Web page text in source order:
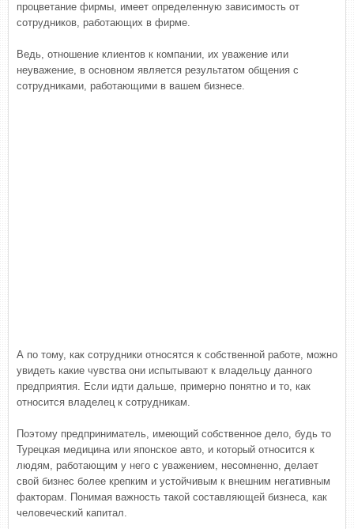
процветание фирмы, имеет определенную зависимость от
сотрудников, работающих в фирме.
Ведь, отношение клиентов к компании, их уважение или
неуважение, в основном является результатом общения с
сотрудниками, работающими в вашем бизнесе.
А по тому, как сотрудники относятся к собственной работе, можно
увидеть какие чувства они испытывают к владельцу данного
предприятия. Если идти дальше, примерно понятно и то, как
относится владелец к сотрудникам.
Поэтому предприниматель, имеющий собственное дело, будь то
Турецкая медицина или японское авто, и который относится к
людям, работающим у него с уважением, несомненно, делает
свой бизнес более крепким и устойчивым к внешним негативным
факторам. Понимая важность такой составляющей бизнеса, как
человеческий капитал.